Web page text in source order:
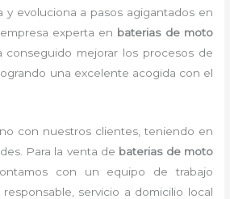
y evoluciona a pasos agigantados en
experta en baterias de moto
conseguido mejorar los procesos de
una excelente acogida con el
con nuestros clientes, teniendo en
Para la venta de baterias de moto
con un equipo de trabajo
servicio a domicilio local